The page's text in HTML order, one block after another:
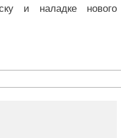
и наладке нового